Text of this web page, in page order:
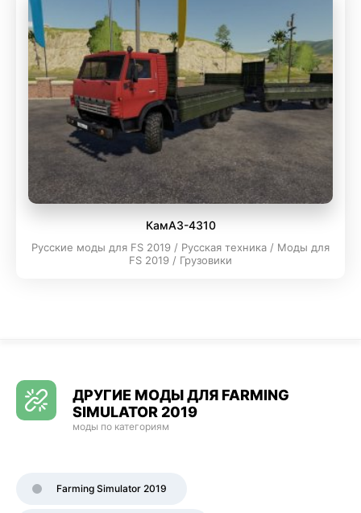
КамАЗ-4310
Русские моды для FS 2019 / Русская техника / Моды для
FS 2019 / Грузовики
ДРУГИЕ МОДЫ ДЛЯ FARMING
SIMULATOR 2019
моды по категориям
Farming Simulator 2019